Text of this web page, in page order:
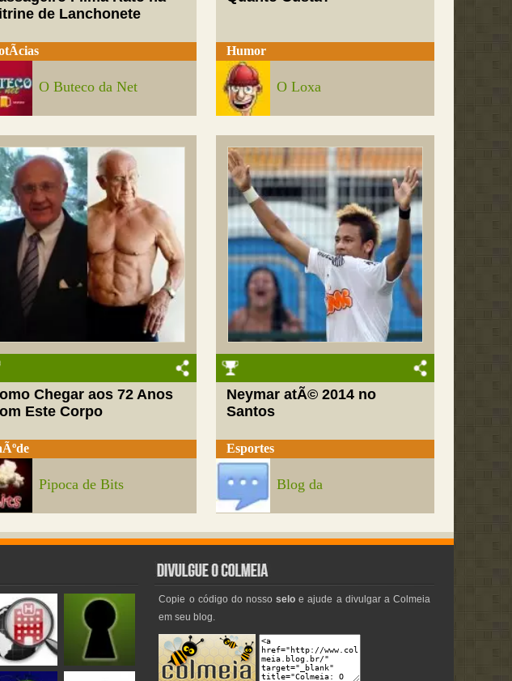
de Lanchonete
O Buteco da Net
Humor
O Loxa
Chegar aos 72 Anos
Este Corpo
Pipoca de Bits
Neymar atÃ© 2014 no
Santos
Esportes
Blog da
Copie o código do nossoselo e ajude a divulgar a Colmeia
em seu blog.